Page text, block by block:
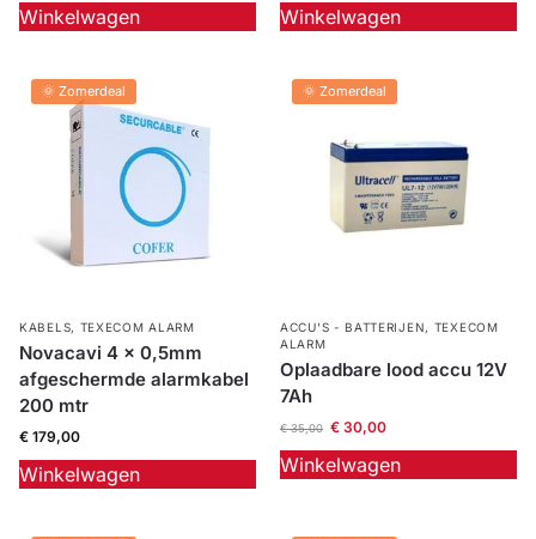
Winkelwagen Winkelwagen
🌞 Zomerdeal
KABELS, TEXECOM ALARM
Novacavi 4 x 0,5mm
afgeschermde alarmkabel
200 mtr
€ 179,00
Winkelwagen
🌞 Zomerdeal
ACCU'S - BATTERIJEN, TEXECOM
ALARM
Oplaadbare lood accu 12V
7Ah
€35,00 €30,00
Winkelwagen